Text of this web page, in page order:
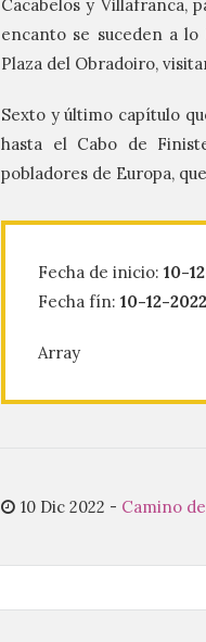
Cacabelos y Villafranca,
encanto se suceden a
Plaza del Obradoiro,
Sexto y último capítulo
hasta el Cabo de
pobladores de Europa,
Fecha de inicio: 10-
Fecha fín: 10-12-2022
Array
10 Dic 2022 - Camino